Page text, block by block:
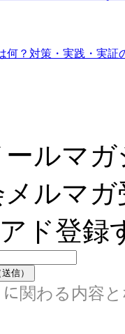
何？対策・実践・実
ールマ
メルマ
ド登録
に関わる内容